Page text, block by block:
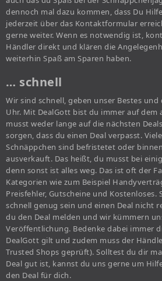
dennoch mal dazu kommen, dass Du
jederzeit über das Kontaktformular
gerne weiter. Wenn es notwendig ist,
Händler direkt und klären die
weiterhin Spaß am Sparen haben.
… schnell
Wir sind schnell, geben unser Bestes und
Uhr. Mit DealGott bist du immer auf dem
musst weder lange auf die nächsten
sorgen, dass du einen Deal verpasst.
Schnäppchen sind befristetet oder
ausverkauft. Das heißt, du musst bei
denn sonst ist alles weg. Das ist oft der
Kategorien wie zum Beispiel
Preisfehler, Gutscheine und
schnell genug sein und einen Deal nicht
du den Deal melden und wir kümmern
Veröffentlichung. Bedenke dabei immer
DealGott gilt und zudem muss der
Trusted Shops geprüft). Solltest du dir
Deal gut ist, kannst du uns gerne um
den Deal für dich.